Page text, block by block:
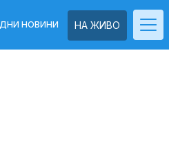
НА ЖИВО
НОВИНИ